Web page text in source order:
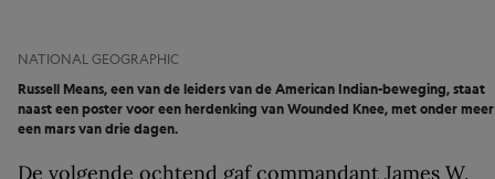
NATIONAL GEOGRAPHIC
Russell Means, een van de leiders van de American Indian-beweging, staat
naast een poster voor een herdenking van Wounded Knee, met onder meer
een mars van drie dagen.
De volgende ochtend gaf commandant James W.